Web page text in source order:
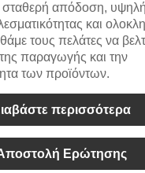
σταθερή απόδοση,
και
τους πελάτες να
παραγωγής και την
των προϊόντων.
περισσότερα
Ερώτησης